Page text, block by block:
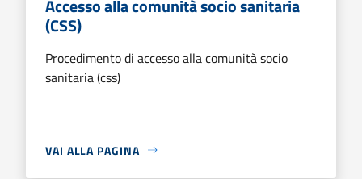
Accesso alla comunità socio sanitaria
(CSS)
Procedimento di accesso alla comunità socio
sanitaria (css)
VAI ALLA PAGINA